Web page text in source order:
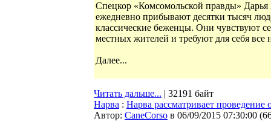
Спецкор «Комсомольской правды»
ежедневно прибывают десятки тысяч
классические беженцы. Они чувствуют
местных жителей и требуют для себя все
Далее...
Читать дальше... | 32191 байт
Нарва : Нарва рассматривает
Автор: CaneCorso в 06/09/2015 07:30:00 (